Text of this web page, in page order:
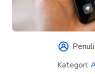
Kategori: